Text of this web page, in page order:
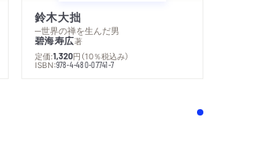
鈴木大拙
─世界の禅を生んだ男
碧海寿広著
定価:1,320円 （10％税込み）
ISBN:978-4-480-07741-7